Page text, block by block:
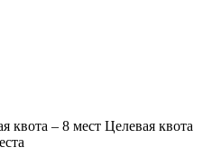
квота – 8 мест Целевая квота